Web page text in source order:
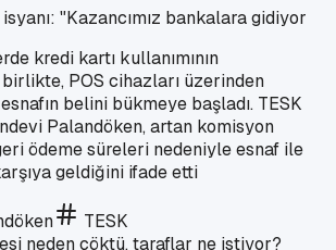
"Kazancımız bankalara gidiyor
kredi kartı kullanımının
birlikte, POS cihazları üzerinden
belini bükmeye başladı. TESK
Palandöken, artan komisyon
ödeme süreleri nedeniyle esnaf ile
geldiğini ifade etti
TESK